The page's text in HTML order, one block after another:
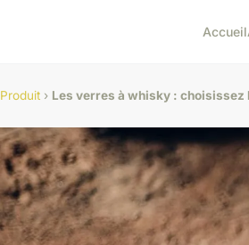
Accueil
Produit › Les verres à whisky :